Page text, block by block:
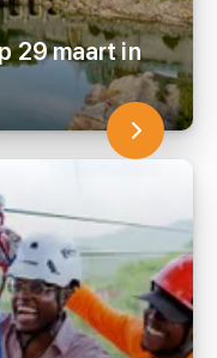
29 maart in